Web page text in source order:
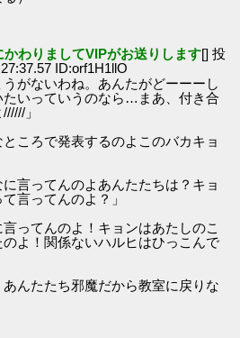
かわりましてVIPがお送りします[] 投
ID:orf1H1llO
がないわね。あんたがどーーーし
たいっていうのなら…まあ、付き合
」
ころで発表するのよこのバカキョ
言ってんのよあんたたちは？キョ
言ってんのよ？」
ってんのよ！キョンはあたしのこ
よ！関係ないハルヒはひっこんで
んたたち邪魔だから教室に戻りな